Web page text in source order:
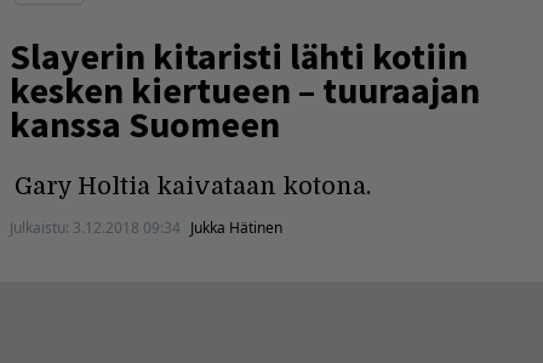
Slayerin kitaristi lähti kotiin
kesken kiertueen – tuuraajan
kanssa Suomeen
Gary Holtia kaivataan kotona.
Julkaistu: 3.12.2018 09:34 Jukka Hätinen